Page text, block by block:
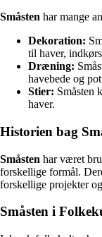
Småsten har mange
Dekoration:
til haver,
Dræning:
havebede og
Stier: Småsten
haver.
Historien bag
Småsten har været
forskellige formål.
forskellige projekter
Småsten i